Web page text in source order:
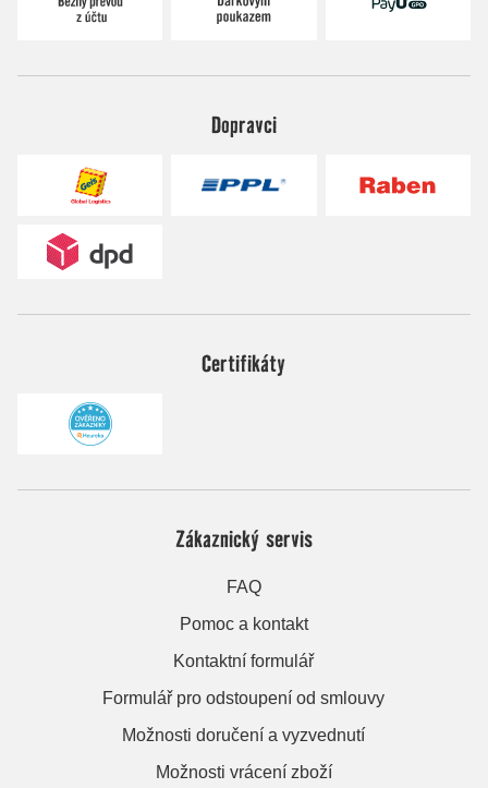
Dopravci
Certifikáty
Zákaznický servis
FAQ
Pomoc a kontakt
Kontaktní formulář
Formulář pro odstoupení od smlouvy
Možnosti doručení a vyzvednutí
Možnosti vrácení zboží